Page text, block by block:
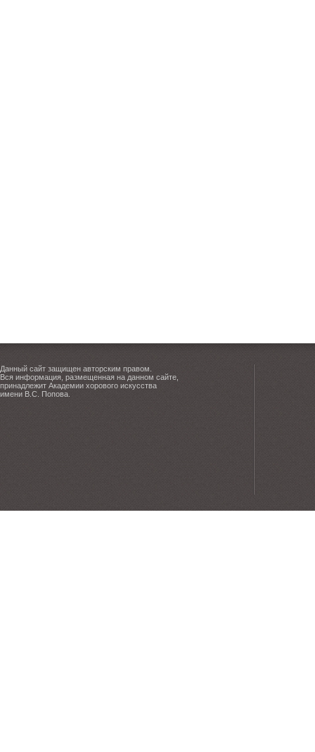
Данный сайт защищен авторским правом.
Вся информация, размещенная на данном сайте,
принадлежит Академии хорового искусства
имени В.С. Попова.